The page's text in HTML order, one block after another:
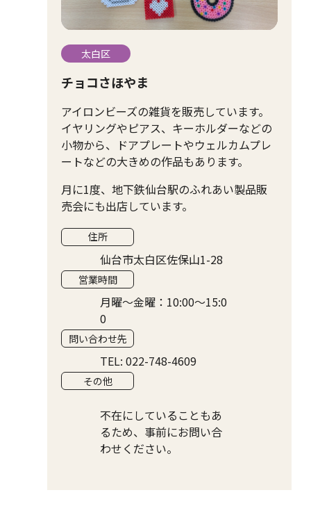
太白区
チョコさほやま
アイロンビーズの雑貨を販売しています。
イヤリングやピアス、キーホルダーなどの
小物から、ドアプレートやウェルカムプレ
ートなどの大きめの作品もあります。
月に1度、地下鉄仙台駅のふれあい製品販
売会にも出店しています。
住所
仙台市太白区佐保山1-28
営業時間
月曜〜金曜：10:00〜15:0
0
問い合わせ先
TEL: 022-748-4609
その他
不在にしていることもあ
るため、事前にお問い合
わせください。